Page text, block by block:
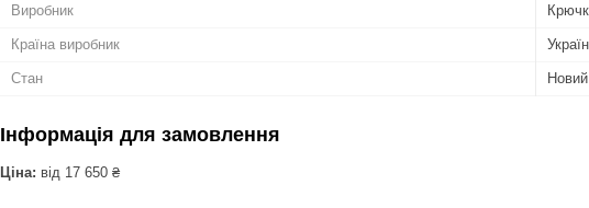
Виробник
Країна виробник
Стан Новий
Інформація для замовлення
Ціна: від 17 650 ₴